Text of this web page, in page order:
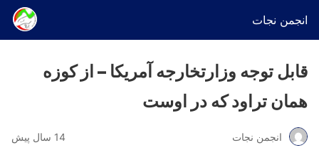
انجمن نجات
قابل توجه وزارتخارجه آمریکا – از کوزه
همان تراود که در اوست
انجمن نجات 14 سال پیش